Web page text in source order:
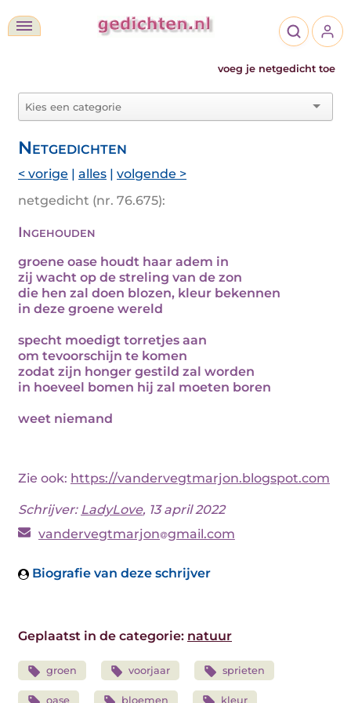
voeg je netgedicht toe
Netgedichten
< vorige | alles | volgende >
netgedicht (nr. 76.675):
Ingehouden
groene oase houdt haar adem in
zij wacht op de streling van de zon
die hen zal doen blozen, kleur bekennen
in deze groene wereld
specht moedigt torretjes aan
om tevoorschijn te komen
zodat zijn honger gestild zal worden
in hoeveel bomen hij zal moeten boren
weet niemand
Zie ook: https://vandervegtmarjon.blogspot.com
Schrijver: LadyLove, 13 april 2022
vandervegtmarjon gmail.com
Biografie van deze schrijver
Geplaatst in de categorie: natuur
groen voorjaar sprieten
oase bloemen kleur